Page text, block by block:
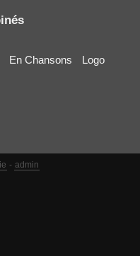
En Chansons Logo
- admin